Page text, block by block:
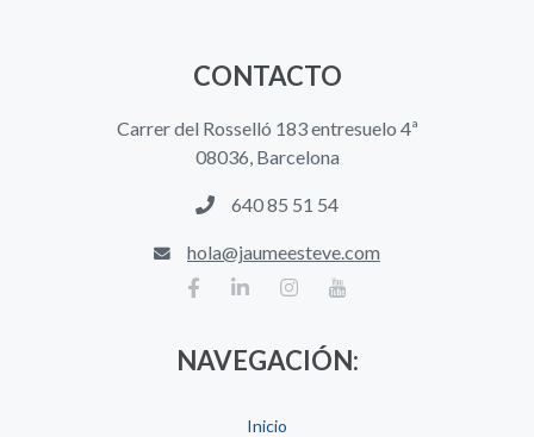
CONTACTO
Carrer del Rosselló 183 entresuelo 4ª
08036, Barcelona
640 85 51 54
hola@jaumeesteve.com
NAVEGACIÓN:
Inicio